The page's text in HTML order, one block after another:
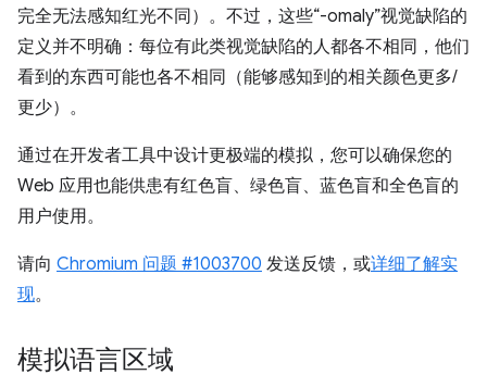
完全无法感知红光不同）。不过，这些“-omaly”视觉缺陷的
定义并不明确：每位有此类视觉缺陷的人都各不相同，他们
看到的东西可能也各不相同（能够感知到的相关颜色更多/
更少）。
通过在开发者工具中设计更极端的模拟，您可以确保您的
Web 应用也能供患有红色盲、绿色盲、蓝色盲和全色盲的
用户使用。
请向 Chromium 问题 #1003700 发送反馈，或详细了解实
现。
模拟语言区域